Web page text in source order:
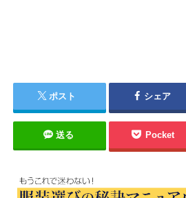
ポスト シェア
送る Pocket